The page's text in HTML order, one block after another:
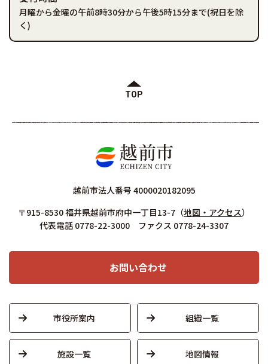
月曜から金曜の午前8時30分から午後5時15分まで(祝日を除
く)
TOP
越前市法人番号 4000020182095
〒915-8530 福井県越前市府中一丁目13-7 （地図・アクセス）
代表電話 0778-22-3000 ファクス 0778-24-3307
お問い合わせ
市役所案内 組織一覧
施設一覧 地図情報